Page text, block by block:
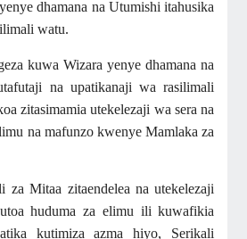
dhamana na Utumishi itahusika
watu.
kuwa Wizara yenye dhamana na
na upatikanaji wa rasilimali
zitasimamia utekelezaji wa sera na
na mafunzo kwenye Mamlaka za
za Mitaa zitaendelea na utekelezaji
huduma za elimu ili kuwafikia
kutimiza azma hiyo, Serikali